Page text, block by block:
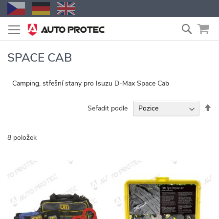
Přejít
na
obsah
SPACE CAB
Camping, střešní stany pro Isuzu D-Max Space Cab
8 položek
Seřadit podle